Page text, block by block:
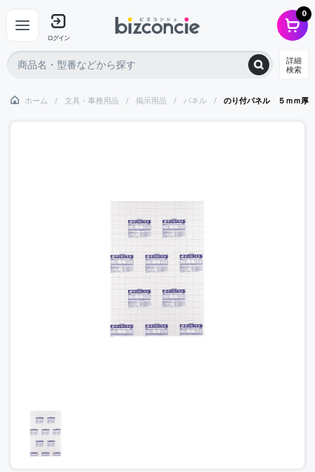
ログイン
0
詳細
検索
ホーム 文具・事務用品 掲示用品 パネル のり付パネル ５ｍｍ